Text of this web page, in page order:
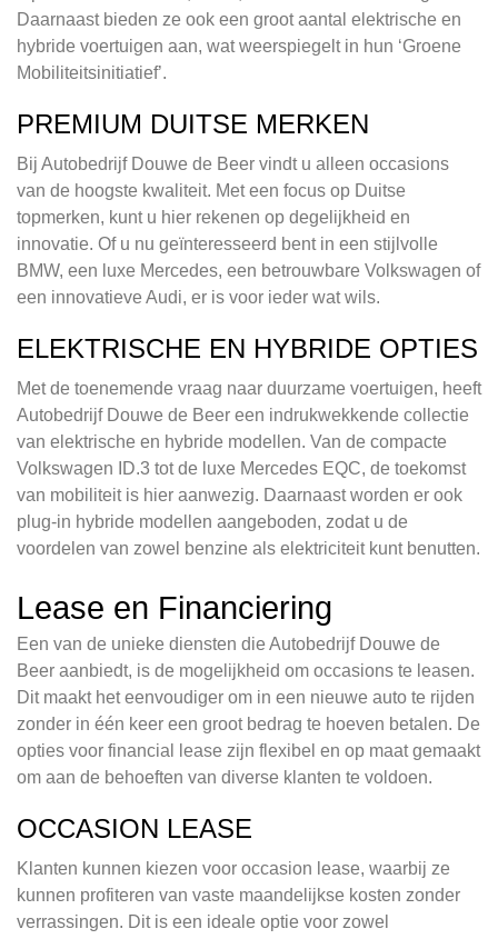
Daarnaast bieden ze ook een groot aantal elektrische en
hybride voertuigen aan, wat weerspiegelt in hun ‘Groene
Mobiliteitsinitiatief’.
PREMIUM DUITSE MERKEN
Bij Autobedrijf Douwe de Beer vindt u alleen occasions
van de hoogste kwaliteit. Met een focus op Duitse
topmerken, kunt u hier rekenen op degelijkheid en
innovatie. Of u nu geïnteresseerd bent in een stijlvolle
BMW, een luxe Mercedes, een betrouwbare Volkswagen of
een innovatieve Audi, er is voor ieder wat wils.
ELEKTRISCHE EN HYBRIDE OPTIES
Met de toenemende vraag naar duurzame voertuigen, heeft
Autobedrijf Douwe de Beer een indrukwekkende collectie
van elektrische en hybride modellen. Van de compacte
Volkswagen ID.3 tot de luxe Mercedes EQC, de toekomst
van mobiliteit is hier aanwezig. Daarnaast worden er ook
plug-in hybride modellen aangeboden, zodat u de
voordelen van zowel benzine als elektriciteit kunt benutten.
Lease en Financiering
Een van de unieke diensten die Autobedrijf Douwe de
Beer aanbiedt, is de mogelijkheid om occasions te leasen.
Dit maakt het eenvoudiger om in een nieuwe auto te rijden
zonder in één keer een groot bedrag te hoeven betalen. De
opties voor financial lease zijn flexibel en op maat gemaakt
om aan de behoeften van diverse klanten te voldoen.
OCCASION LEASE
Klanten kunnen kiezen voor occasion lease, waarbij ze
kunnen profiteren van vaste maandelijkse kosten zonder
verrassingen. Dit is een ideale optie voor zowel